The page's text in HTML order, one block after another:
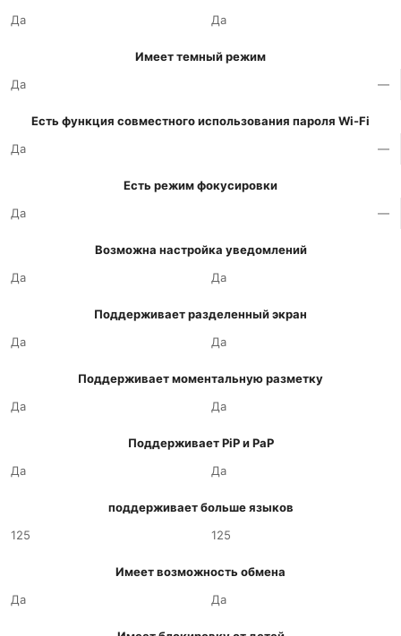
Да
Да
Имеет темный режим
Да
—
Есть функция совместного использования пароля Wi-Fi
Да
—
Есть режим фокусировки
Да
—
Возможна настройка уведомлений
Да
Да
Поддерживает разделенный экран
Да
Да
Поддерживает моментальную разметку
Да
Да
Поддерживает PiP и PaP
Да
Да
поддерживает больше языков
125
125
Имеет возможность обмена
Да
Да